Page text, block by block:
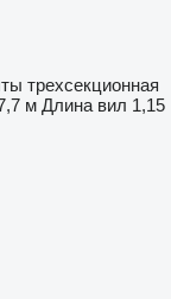
трехсекционная
м Длина вил 1,15